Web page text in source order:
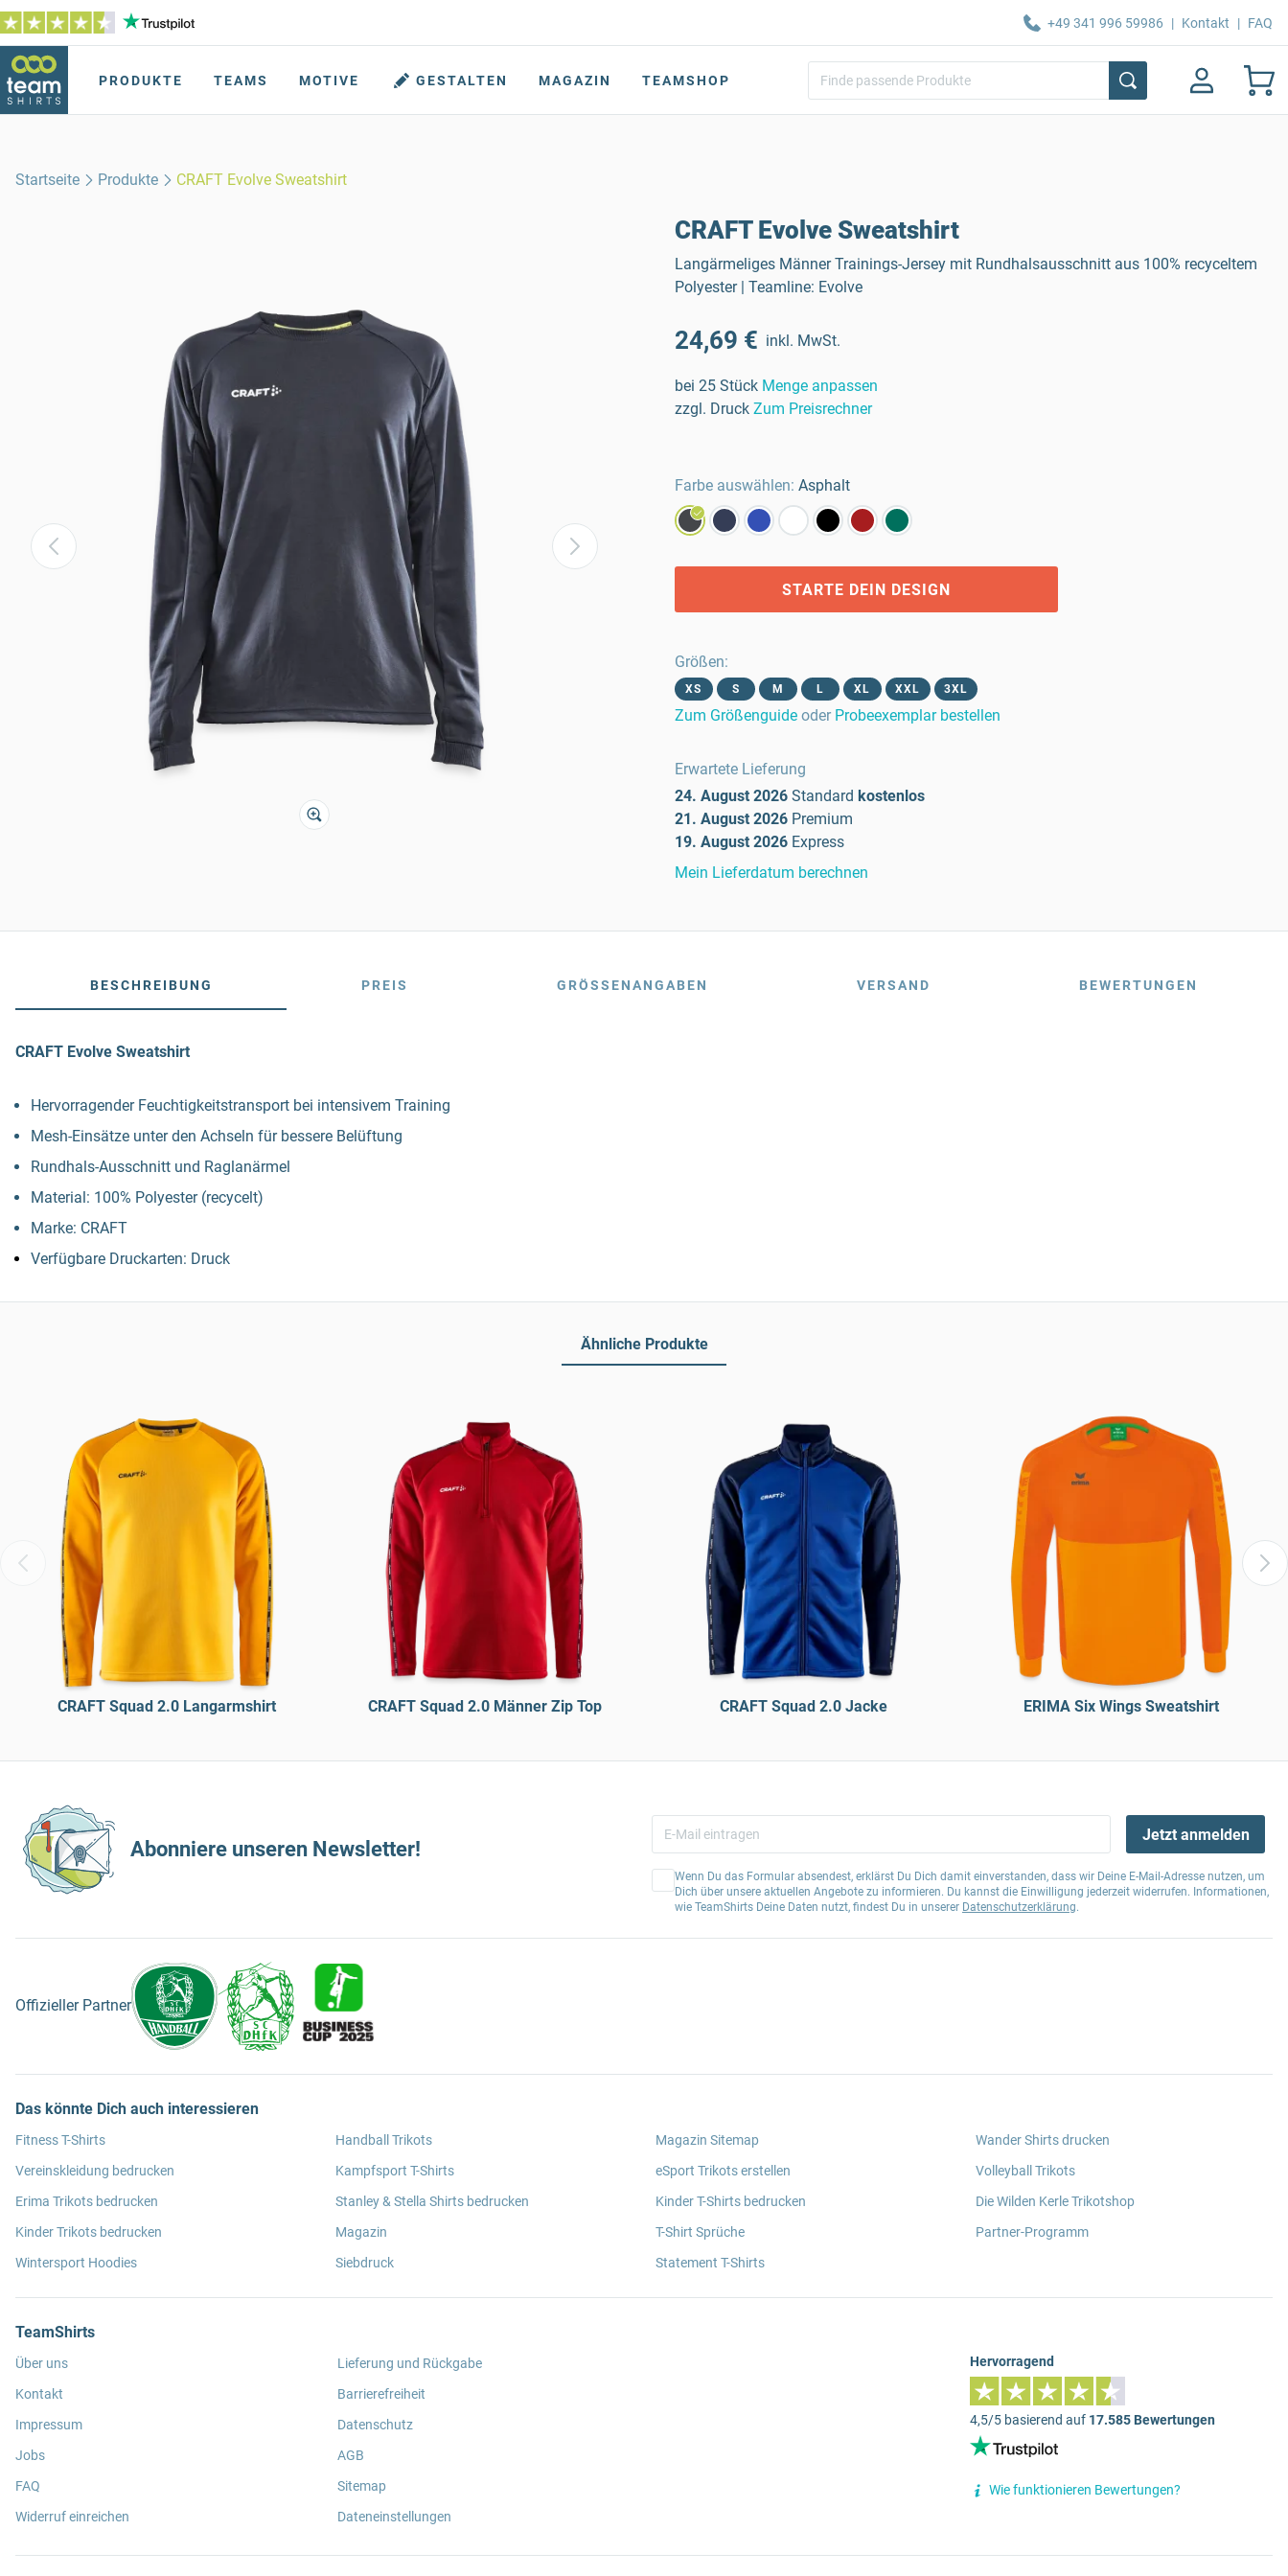
+49 341 996 59986 | Kontakt | FAQ
PRODUKTE TEAMS MOTIVE GESTALTEN MAGAZIN TEAMSHOP
Startseite Produkte CRAFT Evolve Sweatshirt
CRAFT Evolve Sweatshirt
Langärmeliges Männer Trainings-Jersey mit Rundhalsausschnitt aus 100% recyceltem
Polyester | Teamline: Evolve
24,69 € inkl. MwSt.
bei 25 Stück Menge anpassen
zzgl. Druck Zum Preisrechner
Farbe auswählen: Asphalt
STARTE DEIN DESIGN
Größen:
XS S M L XL XXL 3XL
Zum Größenguide oder Probeexemplar bestellen
Erwartete Lieferung
24. August 2026 Standard kostenlos
21. August 2026 Premium
19. August 2026 Express
Mein Lieferdatum berechnen
BESCHREIBUNG PREIS GRÖSSENANGABEN VERSAND BEWERTUNGEN
CRAFT Evolve Sweatshirt
Hervorragender Feuchtigkeitstransport bei intensivem Training
Mesh-Einsätze unter den Achseln für bessere Belüftung
Rundhals-Ausschnitt und Raglanärmel
Material: 100% Polyester (recycelt)
Marke: CRAFT
Verfügbare Druckarten: Druck
Ähnliche Produkte
CRAFT Squad 2.0 Langarmshirt CRAFT Squad 2.0 Männer Zip Top CRAFT Squad 2.0 Jacke ERIMA Six Wings Sweatshirt
Abonniere unseren Newsletter!
Jetzt anmelden
Wenn Du das Formular absendest, erklärst Du Dich damit einverstanden, dass wir Deine E-Mail-Adresse nutzen, um
Dich über unsere aktuellen Angebote zu informieren. Du kannst die Einwilligung jederzeit widerrufen. Informationen,
wie TeamShirts Deine Daten nutzt, findest Du in unserer Datenschutzerklärung.
Offizieller Partner
Das könnte Dich auch interessieren
Fitness T-Shirts
Vereinskleidung bedrucken
Erima Trikots bedrucken
Kinder Trikots bedrucken
Wintersport Hoodies
Handball Trikots
Kampfsport T-Shirts
Stanley & Stella Shirts bedrucken
Magazin
Siebdruck
Magazin Sitemap
eSport Trikots erstellen
Kinder T-Shirts bedrucken
T-Shirt Sprüche
Statement T-Shirts
Wander Shirts drucken
Volleyball Trikots
Die Wilden Kerle Trikotshop
Partner-Programm
TeamShirts
Über uns
Kontakt
Impressum
Jobs
FAQ
Widerruf einreichen
Lieferung und Rückgabe
Barrierefreiheit
Datenschutz
AGB
Sitemap
Dateneinstellungen
Hervorragend
4,5/5 basierend auf 17.585 Bewertungen
Wie funktionieren Bewertungen?